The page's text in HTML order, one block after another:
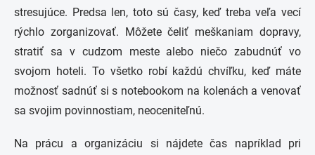
stresujúce. Predsa len, toto sú časy, keď treba veľa vecí
rýchlo zorganizovať. Môžete čeliť meškaniam dopravy,
stratiť sa v cudzom meste alebo niečo zabudnúť vo
svojom hoteli. To všetko robí každú chvíľku, keď máte
možnosť sadnúť si s notebookom na kolenách a venovať
sa svojim povinnostiam, neoceniteľnú.
Na prácu a organizáciu si nájdete čas napríklad pri